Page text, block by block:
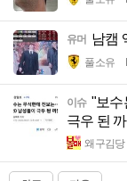
유머 남캠
풀소유
이슈 "보수
극우 된
왜구김당